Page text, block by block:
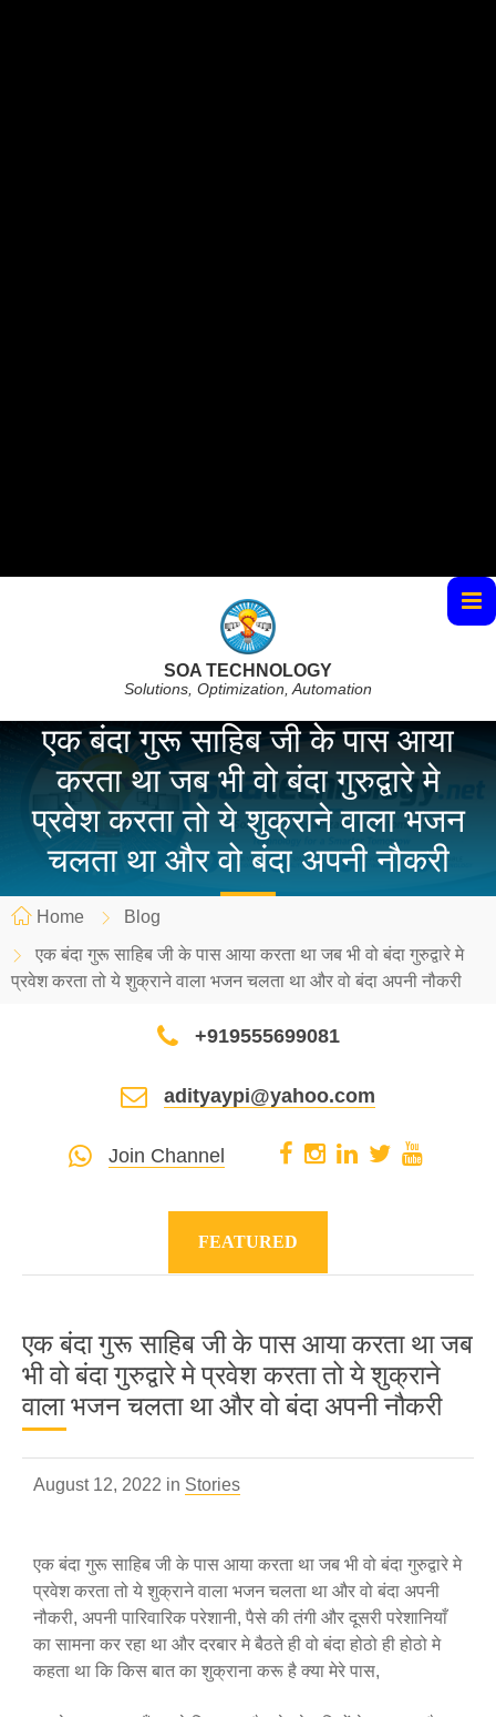
SOA TECHNOLOGY
Solutions, Optimization, Automation
एक बंदा गुरू साहिब जी के पास आया
करता था जब भी वो बंदा गुरुद्वारे मे
प्रवेश करता तो ये शुक्राने वाला भजन
चलता था और वो बंदा अपनी नौकरी
Home
Blog
एक बंदा गुरू साहिब जी के पास आया करता था जब भी वो बंदा गुरुद्वारे मे
प्रवेश करता तो ये शुक्राने वाला भजन चलता था और वो बंदा अपनी नौकरी
+919555699081
adityaypi@yahoo.com
Join Channel
FEATURED
एक बंदा गुरू साहिब जी के पास आया करता था जब
भी वो बंदा गुरुद्वारे मे प्रवेश करता तो ये शुक्राने
वाला भजन चलता था और वो बंदा अपनी नौकरी
August 12, 2022 in Stories
एक बंदा गुरू साहिब जी के पास आया करता था जब भी वो बंदा गुरुद्वारे मे
प्रवेश करता तो ये शुक्राने वाला भजन चलता था और वो बंदा अपनी
नौकरी, अपनी पारिवारिक परेशानी, पैसे की तंगी और दूसरी परेशानियाँ
का सामना कर रहा था और दरबार मे बैठते ही वो बंदा होठो ही होठो मे
कहता था कि किस बात का शुक्राना करू है क्या मेरे पास,